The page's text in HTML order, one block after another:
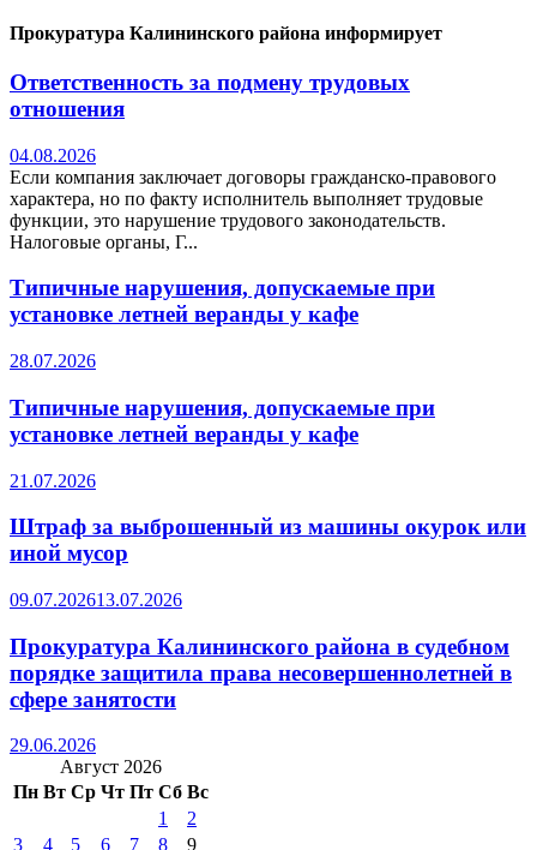
Прокуратура Калининского района информирует
Ответственность за подмену трудовых
отношения
04.08.2026
Если компания заключает договоры гражданско-правового
характера, но по факту исполнитель выполняет трудовые
функции, это нарушение трудового законодательств.
Налоговые органы, Г...
Типичные нарушения, допускаемые при
установке летней веранды у кафе
28.07.2026
Типичные нарушения, допускаемые при
установке летней веранды у кафе
21.07.2026
Штраф за выброшенный из машины окурок или
иной мусор
09.07.202613.07.2026
Прокуратура Калининского района в судебном
порядке защитила права несовершеннолетней в
сфере занятости
29.06.2026
Август 2026
Пн Вт Ср Чт Пт Сб Вс
1
2
3
4 5 6 7 8
9